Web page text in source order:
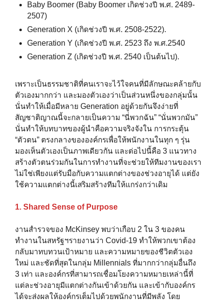
Baby Boomer (Baby Boomer เกิดช่วงปี พ.ศ. 2489-
2507)
Generation X (เกิดช่วงปี พ.ศ. 2508-2522).
Generation Y (เกิดช่วงปี พ.ศ. 2523 ถึง พ.ศ.2540
Generation Z (เกิดช่วงปี พ.ศ. 2540 เป็นต้นไป).
เพราะเป็นธรรมชาติที่คนเราจะไว้ใจคนที่มีลักษณะคล้ายกับ
ตัวเองมากกว่า และมองตัวเองว่าเป็นส่วนหนึ่งของกลุ่มนั้น
นั่นทำให้เมื่อมีหลาย Generation อยู่ด้วยกันจึงง่ายที่
สัญชาติญาณนี้จะกลายเป็นความ “นี่พวกฉัน” “นั่นพวกมัน”
นั่นทำให้บทบาทของผู้นำคือความจริงจังใน การกระตุ้น
“ตัวตน” ตรงกลางขององค์กรเพื่อให้พนักงานในทุก ๆ รุ่น
มองเห็นตัวเองเป็นภาพเดียวกัน และต่อไปนี้คือ 3 แนวทาง
สร้างตัวตนร่วมกันในการทำงานที่จะช่วยให้ทีมงานของเรา
ไม่ใช่เพียงแต่รับมือกับความแตกต่างของช่วงอายุได้ แต่ยัง
ใช้ความแตกต่างนี้เสริมสร้างทีมให้แกร่งกว่าเดิม
1. Shared Sense of Purpose
งานสำรวจของ McKinsey พบว่าเกือบ 2 ใน 3 ของคน
ทำงานในสหรัฐฯรายงานว่า Covid-19 ทำให้พวกเขาต้อง
กลับมาทบทวนเป้าหมาย และความหมายของชีวิตตัวเอง
ใหม่ และชัดที่สุดในกลุ่ม Millennials ที่มากกว่ากลุ่มอื่นถึง
3 เท่า และองค์กรที่สามารถเชื่อมโยงความหมายเหล่านี้ที่
แต่ละช่วงอายุมีแตกต่างกันเข้าด้วยกัน และเข้ากับองค์กร
ได้จะส่งผลให้องค์กรเต็มไปด้วยพนักงานที่มีพลัง โดย